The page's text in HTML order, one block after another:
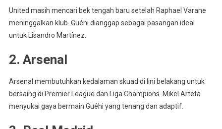
United masih mencari bek tengah baru setelah Raphael Varane
meninggalkan klub. Guéhi dianggap sebagai pasangan ideal
untuk Lisandro Martínez.
2. Arsenal
Arsenal membutuhkan kedalaman skuad di lini belakang untuk
bersaing di Premier League dan Liga Champions. Mikel Arteta
menyukai gaya bermain Guéhi yang tenang dan adaptif.